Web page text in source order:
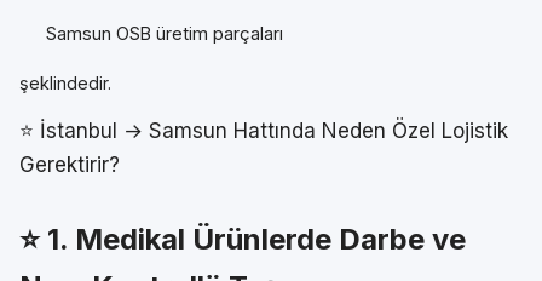
Samsun OSB üretim parçaları
şeklindedir.
⭐ İstanbul → Samsun Hattında Neden Özel Lojistik
Gerektirir?
⭐ 1. Medikal Ürünlerde Darbe ve